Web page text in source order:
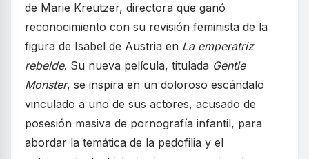
de Marie Kreutzer, directora que ganó
reconocimiento con su revisión feminista de la
figura de Isabel de Austria en La emperatriz
rebelde. Su nueva película, titulada Gentle
Monster, se inspira en un doloroso escándalo
vinculado a uno de sus actores, acusado de
posesión masiva de pornografía infantil, para
abordar la temática de la pedofilia y el